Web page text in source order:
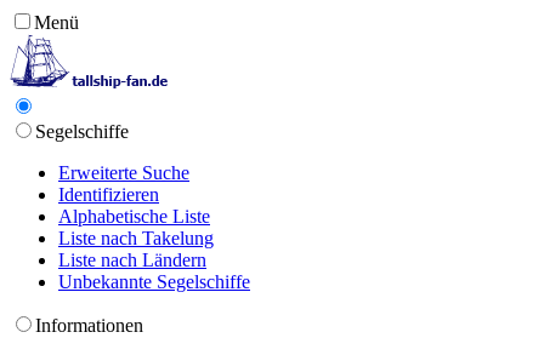
Menü
Segelschiffe
Erweiterte Suche
Identifizieren
Alphabetische Liste
Liste nach Takelung
Liste nach Ländern
Unbekannte Segelschiffe
Informationen